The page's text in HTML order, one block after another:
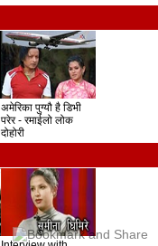
अमेरिका पुग्यौ है डिभी
परेर - रमाईलो लोक
दोहोरी